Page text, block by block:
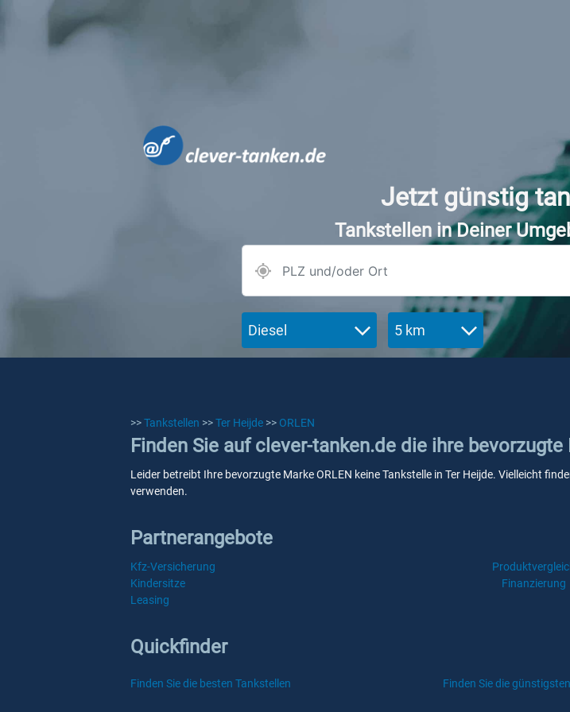
Jetzt günstig
Tankstellen in Deiner
Diesel 5 km
>>Tankstellen >>Ter Heijde >> ORLEN
Finden Sie auf clever-tanken.de die ihre
Leider betreibt Ihre bevorzugte Marke ORLEN keine Tankstelle in Ter Heijde. Vielleicht
verwenden.
Partnerangebote
Kfz-Versicherung
Kindersitze
Finanzierung
Leasing
Quickfinder
Finden Sie die besten Tankstellen Finden Sie die